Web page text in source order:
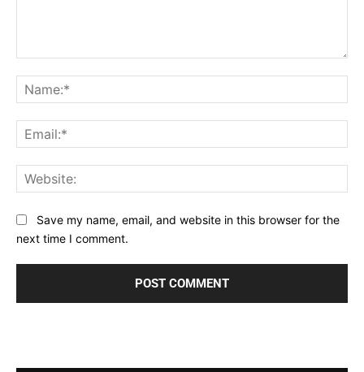
Save my name, email, and website in this browser for the
next time I comment.